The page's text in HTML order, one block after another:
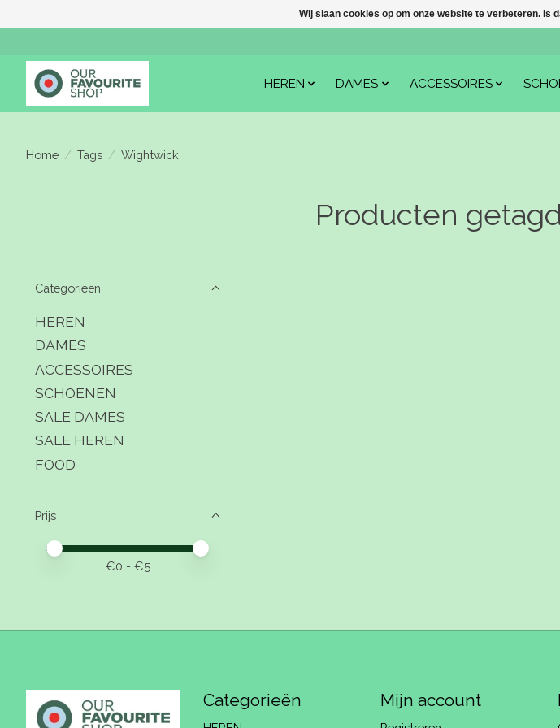
HEREN DAMES ACCESSOIRES
Home / Tags / Wightwick
Producten
Categorieën
HEREN
DAMES
ACCESSOIRES
SCHOENEN
SALE DAMES
SALE HEREN
FOOD
Prijs
Minimale prijswaarde
Price maximum value
€0 - €5
Categorieën Mijn account
Wij slaan cookies op om onze website te verbeteren. Is